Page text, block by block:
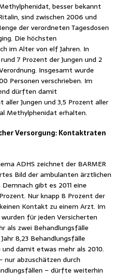
besser bekannt
sind zwischen 2006 und
der verordneten Tagesdosen
Die höchsten
im Alter von elf Jahren. In
7 Prozent der Jungen und 2
Insgesamt wurde
Personen verschrieben. Im
dürften damit
aller Jungen und 3,5 Prozent aller
Methylphenidat erhalten.
Versorgung: Kontaktraten
ADHS zeichnet der BARMER
Bild der ambulanten ärztlichen
gibt es 2011 eine
Nur knapp 8 Prozent der
Kontakt zu einem Arzt. Im
für jeden Versicherten
als zwei Behandlungsfälle
8,23 Behandlungsfälle
damit etwas mehr als 2010.
abzuschätzen durch
– dürfte weiterhin